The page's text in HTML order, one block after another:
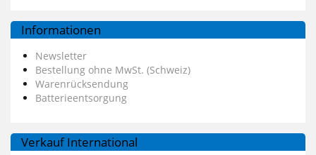
Informationen
Newsletter
Bestellung ohne MwSt. (Schweiz)
Warenrücksendung
Batterieentsorgung
Verkauf International